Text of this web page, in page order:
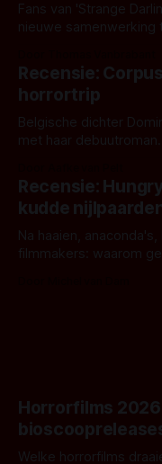
Fans van 'Strange
nieuwe samenwerking
'Skeletons', een
opnames zijn gestart in
Recensie:
horrortrip
Belgische dichter
met haar
achtergrond, belooft
iets ongrijpbaars. En
waar.
Recensie:
kudde
Na haaien,
filmmakers: waarom
Horrorfilms
Welke horrorfilms